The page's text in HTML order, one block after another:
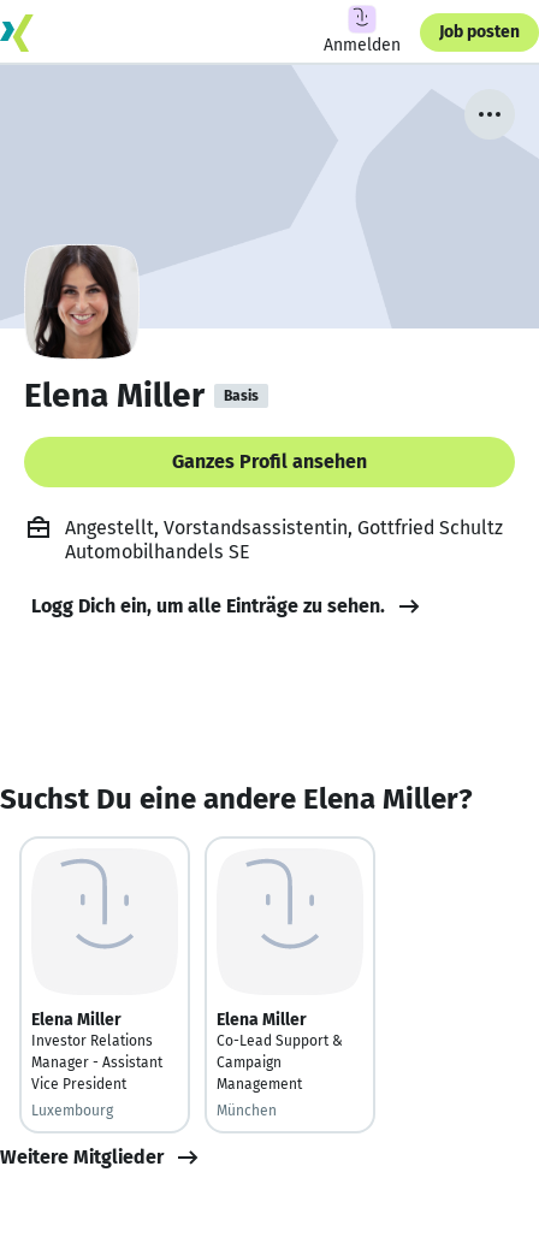
Anmelden
Job posten
Elena Miller Basis
Ganzes Profil ansehen
Angestellt, Vorstandsassistentin, Gottfried Schultz
Automobilhandels SE
Logg Dich ein, um alle Einträge zu sehen.
Suchst Du eine andere Elena Miller?
Elena Miller
Investor Relations
Manager - Assistant
Vice President
Luxembourg
Elena Miller
Co-Lead Support &
Campaign
Management
München
Weitere Mitglieder